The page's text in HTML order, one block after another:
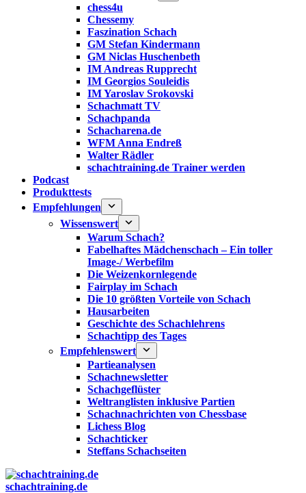
chess4u
Chessemy
Faszination Schach
GM Stefan Kindermann
GM Niclas Huschenbeth
IM Andreas Rupprecht
IM Georgios Souleidis
IM Yaroslav Srokovski
Schachmatt TV
Schachpanda
Schacharena.de
WFM Anna Endreß
Walter Rädler
schachtraining.de Trainer werden
Podcast
Produkttests
Empfehlungen
Wissenswert
Warum Schach?
Fabelhaftes Mädchenschach – Ein toller
Image-/ Werbefilm
Die Weizenkornlegende
Fairplay im Schach
Die 10 größten Vorteile von Schach‎
Hausarbeiten
Geschichte des Schachlehrens
Schachtipp des Tages
Empfehlenswert
Partieanalysen
Schachnewsletter
Schachgeflüster
Weltranglisten inklusive Partien
Schachnachrichten von Chessbase
Lichess Blog
Schachticker
Steffans Schachseiten
schachtraining.de